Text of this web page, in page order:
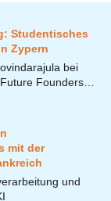
Studentisches
Zypern
bei
Founders…
mit der
und